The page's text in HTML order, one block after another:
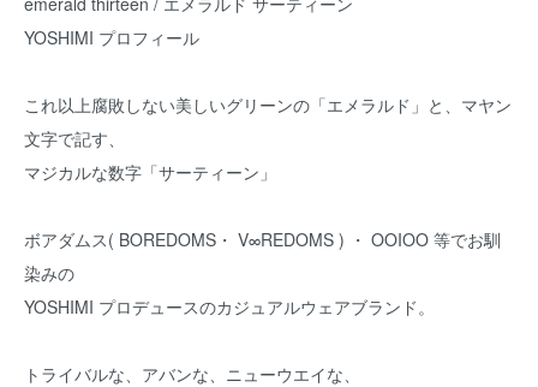
YOSHIMI プロフィール
これ以上腐敗しない美しいグリーンの「エメラルド」と、マヤン
文字で記す、
マジカルな数字「サーティーン」
ボアダムス( BOREDOMS・ V∞REDOMS ) ・ OOIOO 等でお馴
染みの
YOSHIMI プロデュースのカジュアルウェアブランド。
トライバルな、アバンな、ニューウエイな、